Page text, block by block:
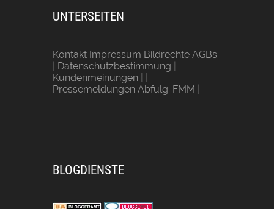
UNTERSEITEN
Kontakt Impressum Bildrechte AGBs
Datenschutzbestimmung
Kundenmeinungen
Pressemeldungen Abfulg-FMM
BLOGDIENSTE